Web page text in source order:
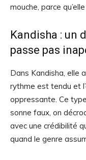
mouche, parce
Kandisha : un
passe pas
Dans Kandisha, elle
rythme est tendu et
oppressante. Ce
sonne faux, on
avec une crédibilité
quand le genre